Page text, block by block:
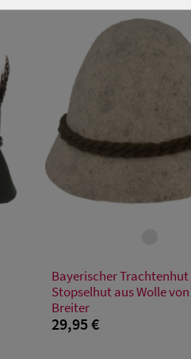
48 50 52 54 56 58
Bayerischer Trachtenhut
Stopselhut aus Wolle
Breiter
29,95 €